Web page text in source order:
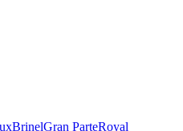
BrinelGran ParteRoyal